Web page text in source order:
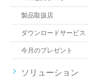
製品取扱店
ダウンロードサービス
今月のプレゼント
ソリューション